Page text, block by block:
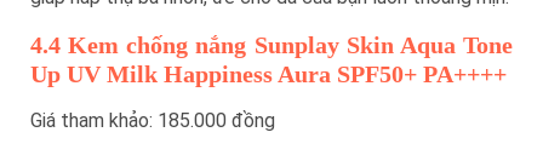
4.4 Kem chống nắng Sunplay Skin Aqua Tone
Up UV Milk Happiness Aura SPF50+ PA++++
Giá tham khảo: 185.000 đồng